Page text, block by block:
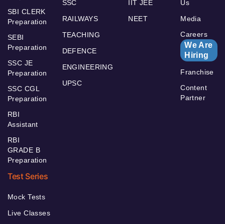
SBI CLERK
Preparation
SEBI
Preparation
SSC JE
Preparation
SSC CGL
Preparation
RBI
Assistant
RBI
GRADE B
Preparation
SSC
RAILWAYS
TEACHING
DEFENCE
ENGINEERING
UPSC
IIT JEE
NEET
Us
Media
Careers
We Are
Hiring
Franchise
Content
Partner
Test Series
Mock Tests
Live Classes